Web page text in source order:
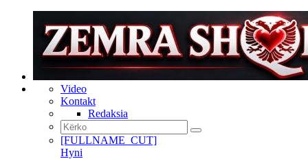
Video
Kontakt
Redaksia
[FULLNAME_CUT]
Hyni